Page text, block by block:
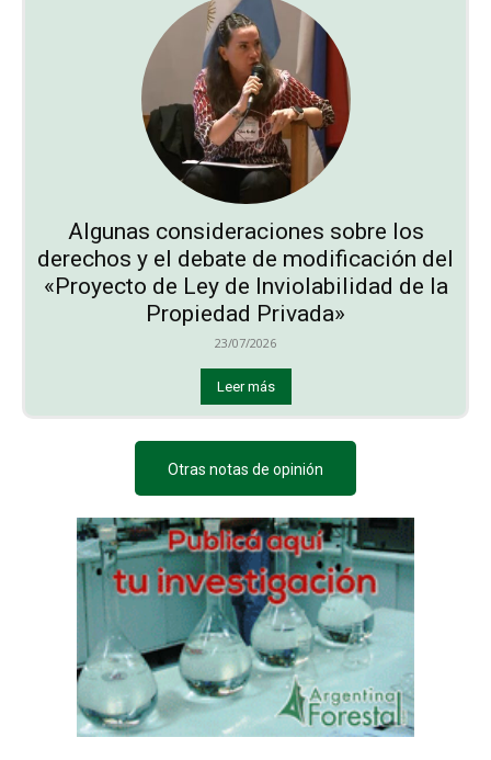
Algunas consideraciones sobre los
derechos y el debate de modificación del
«Proyecto de Ley de Inviolabilidad de la
Propiedad Privada»
23/07/2026
Leer más
Otras notas de opinión